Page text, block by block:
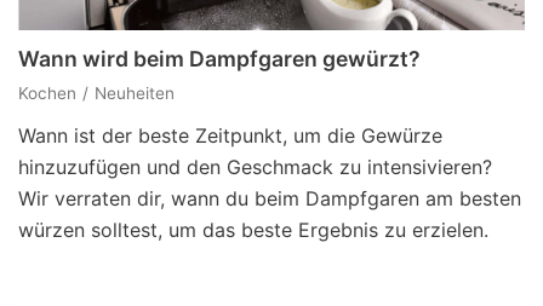
Wann wird beim Dampfgaren gewürzt?
Kochen Neuheiten
Wann ist der beste Zeitpunkt, um die Gewürze
hinzuzufügen und den Geschmack zu intensivieren?
Wir verraten dir, wann du beim Dampfgaren am besten
würzen solltest, um das beste Ergebnis zu erzielen.